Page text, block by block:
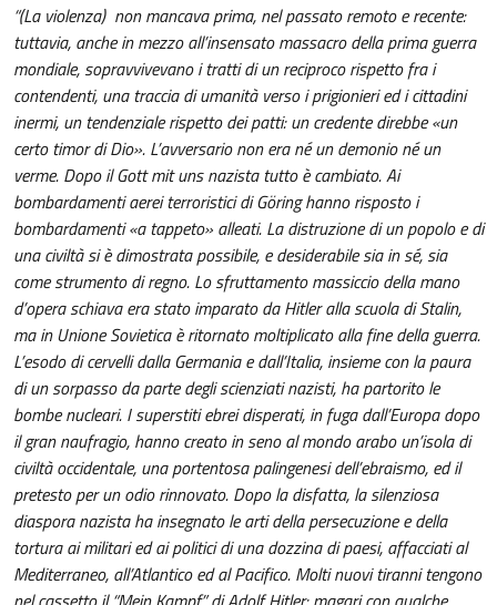
“(La violenza) non mancava prima, nel passato remoto e recente:
tuttavia, anche in mezzo all’insensato massacro della prima guerra
mondiale, sopravvivevano i tratti di un reciproco rispetto fra i
contendenti, una traccia di umanità verso i prigionieri ed i cittadini
inermi, un tendenziale rispetto dei patti: un credente direbbe «un
certo timor di Dio». L’avversario non era né un demonio né un
verme. Dopo il Gott mit uns nazista tutto è cambiato. Ai
bombardamenti aerei terroristici di Göring hanno risposto i
bombardamenti «a tappeto» alleati. La distruzione di un popolo e di
una civiltà si è dimostrata possibile, e desiderabile sia in sé, sia
come strumento di regno. Lo sfruttamento massiccio della mano
d’opera schiava era stato imparato da Hitler alla scuola di Stalin,
ma in Unione Sovietica è ritornato moltiplicato alla fine della guerra.
L’esodo di cervelli dalla Germania e dall’Italia, insieme con la paura
di un sorpasso da parte degli scienziati nazisti, ha partorito le
bombe nucleari. I superstiti ebrei disperati, in fuga dall’Europa dopo
il gran naufragio, hanno creato in seno al mondo arabo un’isola di
civiltà occidentale, una portentosa palingenesi dell’ebraismo, ed il
pretesto per un odio rinnovato. Dopo la disfatta, la silenziosa
diaspora nazista ha insegnato le arti della persecuzione e della
tortura ai militari ed ai politici di una dozzina di paesi, affacciati al
Mediterraneo, all’Atlantico ed al Pacifico. Molti nuovi tiranni tengono